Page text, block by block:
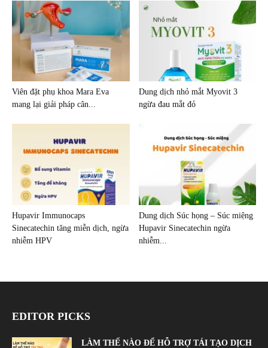
Viên đặt phụ khoa Mara Eva
mang lại giải pháp cân...
Dung dịch nhỏ mắt Myovit 3
ngừa đau mắt đỏ
Hupavir Immunocaps
Sinecatechin tăng miễn dịch, ngừa
nhiễm HPV
Dung dịch Súc họng – Súc miệng
Hupavir Sinecatechin ngừa
nhiễm...
EDITOR PICKS
LÀM THẾ NÀO ĐỂ HỖ TRỢ TÁI TẠO DỊCH